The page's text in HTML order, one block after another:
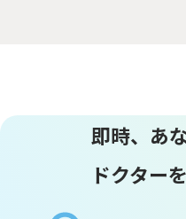
即時、あ
ドクター